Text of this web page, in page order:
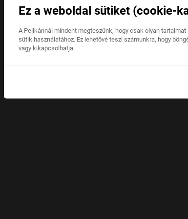
A
Ez a weboldal sütiket (cookie-
A Pelikánnál mindent megteszünk, hogy csak olyan
sütik használatához. Ez lehetővé teszi számunkra, hogy
vagy kikapcsolhatja.